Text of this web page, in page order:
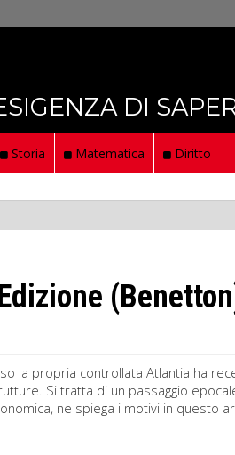
DI
Storia Matematica Diritto
la propria controllata Atlantia ha
Si tratta di un passaggio
ne spiega i motivi in questo